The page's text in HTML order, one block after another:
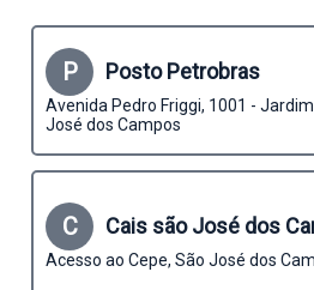
P Posto Petrobras
Avenida Pedro Friggi, 1001 -
José dos Campos
C Cais são José dos
Acesso ao Cepe, São José dos